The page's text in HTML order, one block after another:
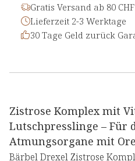
Gratis Versand ab 80 CHF
Lieferzeit 2-3 Werktage
30 Tage Geld zurück
Zistrose Komplex mit
Lutschpresslinge – Für
Atmungsorgane mit
Bärbel Drexel Zistrose